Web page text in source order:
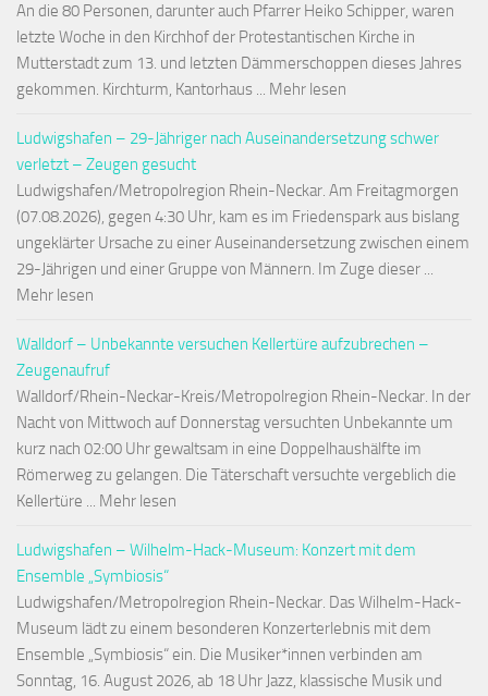
An die 80 Personen, darunter auch Pfarrer Heiko Schipper, waren
letzte Woche in den Kirchhof der Protestantischen Kirche in
Mutterstadt zum 13. und letzten Dämmerschoppen dieses Jahres
gekommen. Kirchturm, Kantorhaus ... Mehr lesen
Ludwigshafen – 29-Jähriger nach Auseinandersetzung schwer
verletzt – Zeugen gesucht
Ludwigshafen/Metropolregion Rhein-Neckar. Am Freitagmorgen
(07.08.2026), gegen 4:30 Uhr, kam es im Friedenspark aus bislang
ungeklärter Ursache zu einer Auseinandersetzung zwischen einem
29-Jährigen und einer Gruppe von Männern. Im Zuge dieser ...
Mehr lesen
Walldorf – Unbekannte versuchen Kellertüre aufzubrechen –
Zeugenaufruf
Walldorf/Rhein-Neckar-Kreis/Metropolregion Rhein-Neckar. In der
Nacht von Mittwoch auf Donnerstag versuchten Unbekannte um
kurz nach 02:00 Uhr gewaltsam in eine Doppelhaushälfte im
Römerweg zu gelangen. Die Täterschaft versuchte vergeblich die
Kellertüre ... Mehr lesen
Ludwigshafen – Wilhelm-Hack-Museum: Konzert mit dem
Ensemble „Symbiosis“
Ludwigshafen/Metropolregion Rhein-Neckar. Das Wilhelm-Hack-
Museum lädt zu einem besonderen Konzerterlebnis mit dem
Ensemble „Symbiosis“ ein. Die Musiker*innen verbinden am
Sonntag, 16. August 2026, ab 18 Uhr Jazz, klassische Musik und